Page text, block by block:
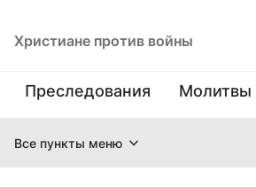
Христиане против войны
Преследования Молитвы
Все пункты меню